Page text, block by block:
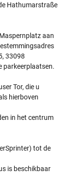
Hathumarstraße
aan
33098
parkeerplaatsen.
Tor, die u
hierboven
in het centrum
tot de
is beschikbaar